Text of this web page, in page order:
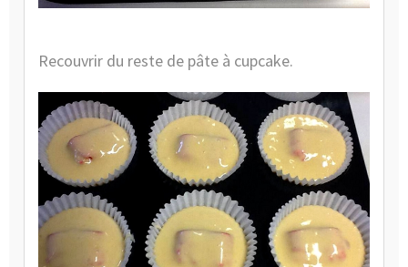
Recouvrir du reste de pâte à cupcake.